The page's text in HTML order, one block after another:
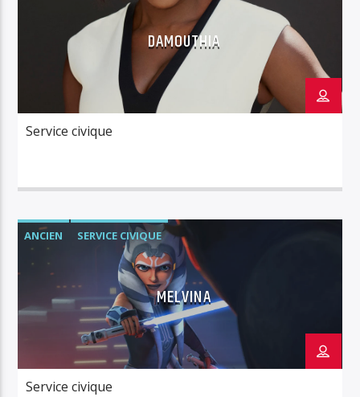
DAMOUTHIA
Service civique
ANCIEN SERVICE CIVIQUE
MELVINA
Service civique